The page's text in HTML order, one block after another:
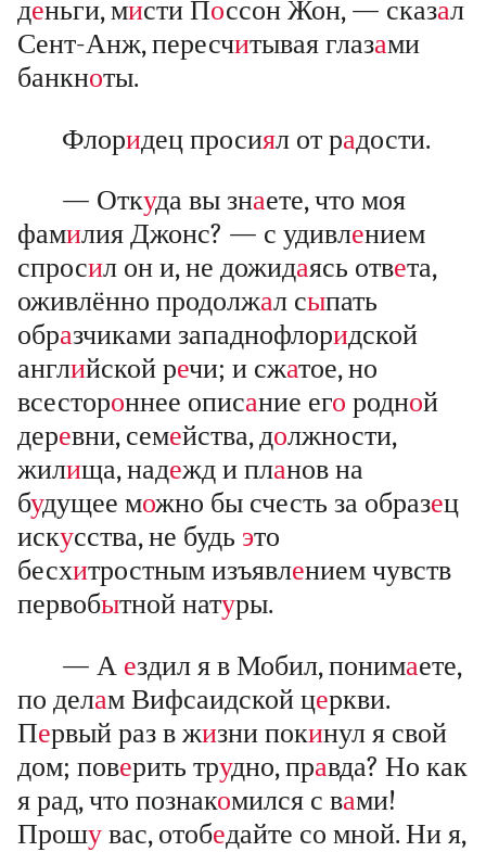
деньги, мисти Поссон Жон, — сказал
Сент-Анж, пересчитывая глазами
банкноты.
Флоридец просиял от радости.
— Откуда вы знаете, что моя
фамилия Джонс? — с удивлением
спросил он и, не дожидаясь ответа,
оживлённо продолжал сыпать
образчиками западнофлоридской
английской речи; и сжатое, но
всестороннее описание его родной
деревни, семейства, должности,
жилища, надежд и планов на
будущее можно бы счесть за образец
искусства, не будь это
бесхитростным изъявлением чувств
первобытной натуры.
— А ездил я в Мобил, понимаете,
по делам Вифсаидской церкви.
Первый раз в жизни покинул я свой
дом; поверить трудно, правда? Но как
я рад, что познакомился с вами!
Прошу вас, отобедайте со мной. Ни я,